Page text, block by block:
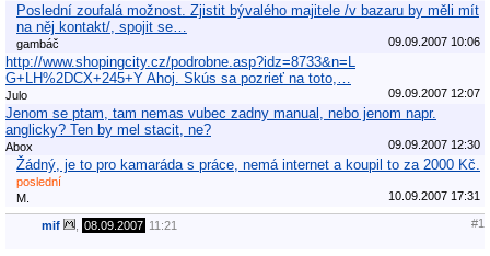
Poslední zoufalá možnost. Zjistit bývalého majitele /v bazaru by měli mít
na něj kontakt/, spojit se…
gambáč 09.09.2007 10:06
http://www.shopingcity.cz/podrobne.asp?idz=8733&n=L
G+LH%2DCX+245+Y Ahoj. Skús sa pozrieť na toto,…
Julo 09.09.2007 12:07
Jenom se ptam, tam nemas vubec zadny manual, nebo jenom napr.
anglicky? Ten by mel stacit, ne?
Abox 09.09.2007 12:30
Žádný, je to pro kamaráda s práce, nemá internet a koupil to za 2000 Kč.
poslední
M.
10.09.2007 17:31
mif 08.09.2007 11:21 #1